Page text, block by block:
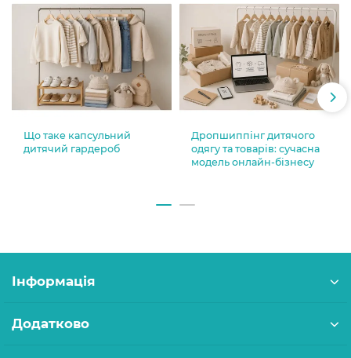
Що таке капсульний
дитячий гардероб
Дропшиппінг дитячого
одягу та товарів: сучасна
модель онлайн-бізнесу
Інформація
Додатково